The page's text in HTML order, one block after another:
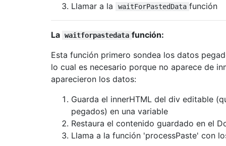
// Do whatever with gathered data;
}
// Modern browsers. Note: 3rd argument
if (editableDiv.addEventListener) {
    editableDiv
.addEventListener
// IE <= 8
{
    editableDiv
.attachEvent('onpaste',
Llamar a la
waitForPastedData función
La waitforpastedata función:
Esta función primero sondea los datos
lo cual es necesario porque no aparece de
aparecieron los datos:
Guarda el innerHTML del div editable
pegados) en una variable
Restaura el contenido guardado en el
Llama a la función 'processPaste' con